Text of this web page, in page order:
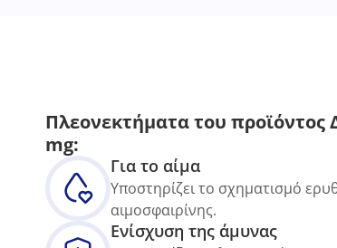
Πλεονεκτήματα του προϊόντος
mg:
Για το αίμα
Υποστηρίζει το σχηματισμό
αιμοσφαιρίνης.
Ενίσχυση της άμυνας